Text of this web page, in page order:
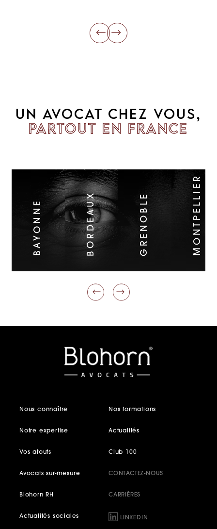
UN AVOCAT CHEZ VOUS,
PARTOUT EN FRANCE
BAYONNE BORDEAUX GRENOBLE MONTPELLIER
Nous connaître
Notre expertise
Vos atouts
Nos formations
Actualités
Club 100
Avocats sur-mesure
Blohorn RH
Actualités sociales
CONTACTEZ-NOUS
CARRIÈRES
LINKEDIN